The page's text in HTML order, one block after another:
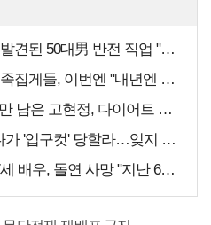
50대男 반전 직업 "얼마 전…"
들, 이번엔 "내년엔 더욱…"
고현정, 다이어트 아니라
컷' 당할라…잊지 말아야 할 것
, 돌연 사망 "지난 6월에도…"